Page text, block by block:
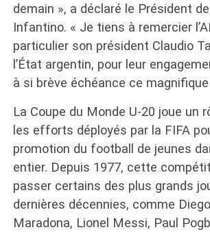
demain », a déclaré le Président
Infantino. « Je tiens à remercier
particulier son président Claudio
l’État argentin, pour leur
à si brève échéance ce
La Coupe du Monde U-20 joue un
les efforts déployés par la FIFA
promotion du football de jeunes
entier. Depuis 1977, cette
passer certains des plus grands
dernières décennies, comme
Maradona, Lionel Messi, Paul